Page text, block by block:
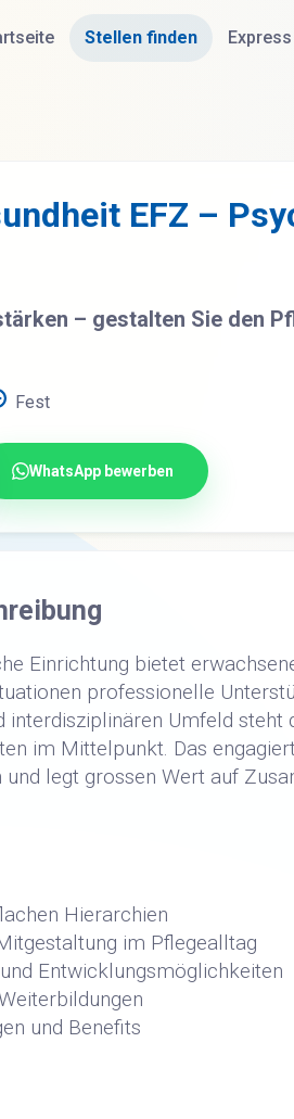
Stellen finden
EFZ –
– gestalten Sie den
Fest
WhatsApp bewerben
Einrichtung bietet
professionelle
interdisziplinären Umfeld steht
im Mittelpunkt. Das
legt grossen Wert auf
Hierarchien
im Pflegealltag
Entwicklungsmöglichkeiten
und Benefits